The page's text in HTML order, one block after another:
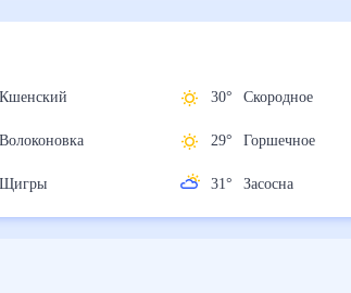
Кшенский
Волоконовка
Щигры
30° Скородное
29° Горшечное
31° Засосна